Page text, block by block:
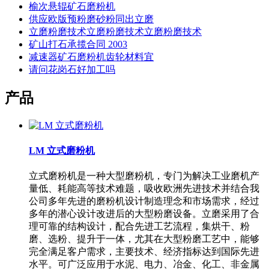
榆次悬辊矿石磨粉机
供应欧版预粉磨砂粉同出立磨
立磨粉磨技术立磨粉磨技术立磨粉磨技术
矿山打石承揽合同 2003
减速器矿石磨粉机齿轮材料宜
请问花岗石好加工吗
产品
LM 立式磨粉机
立式磨粉机是一种大型磨粉机，专门为解决工业磨机产
量低、耗能高等技术难题，吸收欧洲先进技术并结合我
公司多年先进的磨粉机设计制造理念和市场需求，经过
多年的潜心设计改进后的大型粉磨设备。立磨采用了合
理可靠的结构设计，配合先进工艺流程，集烘干、粉
磨、选粉、提升于一体，尤其在大型粉磨工艺中，能够
完全满足客户需求，主要技术、经济指标达到国际先进
水平。可广泛应用于水泥、电力、冶金、化工、非金属